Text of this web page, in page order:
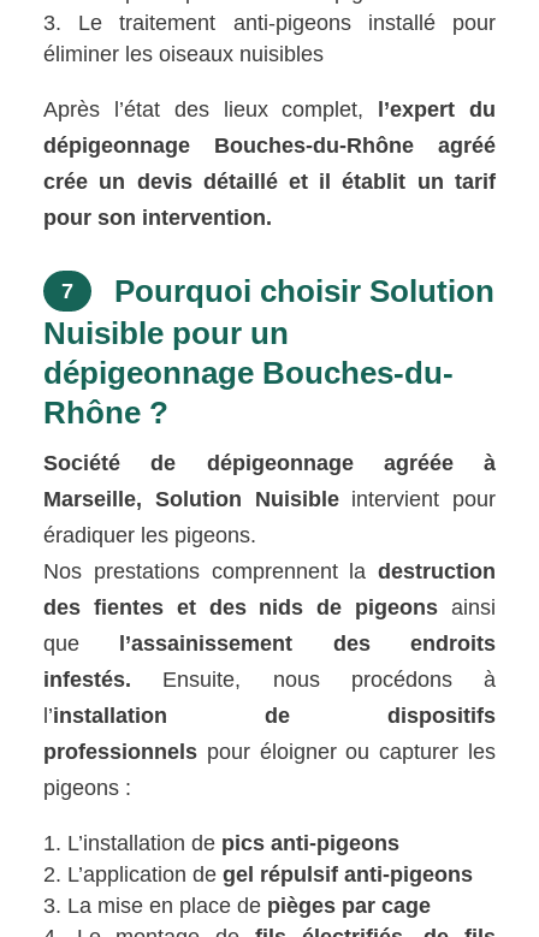
Le traitement anti-pigeons installé pour
éliminer les oiseaux nuisibles
Après l’état des lieux complet, l’expert du
dépigeonnage Bouches-du-Rhône agréé
crée un devis détaillé et il établit un tarif
pour son intervention.
7
Pourquoi choisir Solution
Nuisible pour un
dépigeonnage Bouches-du-
Rhône ?
Société de dépigeonnage agréée à
Marseille, Solution Nuisibleintervient pour
éradiquer les pigeons.
Nos prestations comprennent la destruction
des fientes et des nids de pigeons ainsi
que l’assainissement des endroits
infestés. Ensuite, nous procédons à
l’installation de dispositifs
professionnels pour éloigner ou capturer les
pigeons :
L’installation de pics anti-pigeons
L’application degel répulsif anti-pigeons
La mise en place de pièges par cage